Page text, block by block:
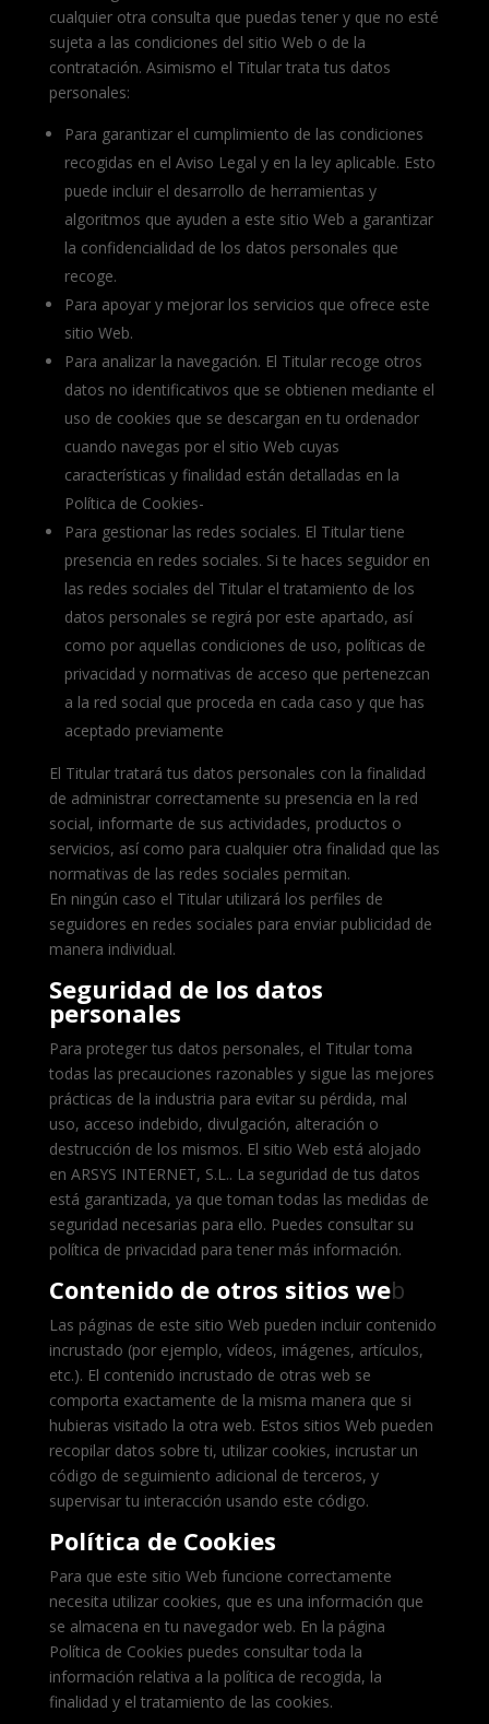
cualquier otra consulta que puedas tener y que no esté
sujeta a las condiciones del sitio Web o de la
contratación. Asimismo el Titular trata tus datos
personales:
Para garantizar el cumplimiento de las condiciones
recogidas en el Aviso Legal y en la ley aplicable. Esto
puede incluir el desarrollo de herramientas y
algoritmos que ayuden a este sitio Web a garantizar
la confidencialidad de los datos personales que
recoge.
Para apoyar y mejorar los servicios que ofrece este
sitio Web.
Para analizar la navegación. El Titular recoge otros
datos no identificativos que se obtienen mediante el
uso de cookies que se descargan en tu ordenador
cuando navegas por el sitio Web cuyas
características y finalidad están detalladas en la
Política de Cookies-
Para gestionar las redes sociales. El Titular tiene
presencia en redes sociales. Si te haces seguidor en
las redes sociales del Titular el tratamiento de los
datos personales se regirá por este apartado, así
como por aquellas condiciones de uso, políticas de
privacidad y normativas de acceso que pertenezcan
a la red social que proceda en cada caso y que has
aceptado previamente
El Titular tratará tus datos personales con la finalidad
de administrar correctamente su presencia en la red
social, informarte de sus actividades, productos o
servicios, así como para cualquier otra finalidad que las
normativas de las redes sociales permitan.
En ningún caso el Titular utilizará los perfiles de
seguidores en redes sociales para enviar publicidad de
manera individual.
Seguridad de los datos
personales
Para proteger tus datos personales, el Titular toma
todas las precauciones razonables y sigue las mejores
prácticas de la industria para evitar su pérdida, mal
uso, acceso indebido, divulgación, alteración o
destrucción de los mismos. El sitio Web está alojado
en ARSYS INTERNET, S.L.. La seguridad de tus datos
está garantizada, ya que toman todas las medidas de
seguridad necesarias para ello. Puedes consultar su
política de privacidad para tener más información.
Contenido de otros sitios web
Las páginas de este sitio Web pueden incluir contenido
incrustado (por ejemplo, vídeos, imágenes, artículos,
etc.). El contenido incrustado de otras web se
comporta exactamente de la misma manera que si
hubieras visitado la otra web. Estos sitios Web pueden
recopilar datos sobre ti, utilizar cookies, incrustar un
código de seguimiento adicional de terceros, y
supervisar tu interacción usando este código.
Política de Cookies
Para que este sitio Web funcione correctamente
necesita utilizar cookies, que es una información que
se almacena en tu navegador web. En la página
Política de Cookies puedes consultar toda la
información relativa a la política de recogida, la
finalidad y el tratamiento de las cookies.